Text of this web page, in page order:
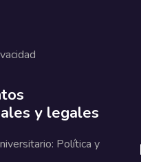
y legales
Política y